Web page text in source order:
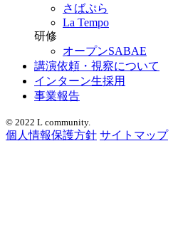
さばぷら
La Tempo
研修
オープンSABAE
講演依頼・視察について
インターン生採用
事業報告
© 2022 L community.
個人情報保護方針 サイトマップ